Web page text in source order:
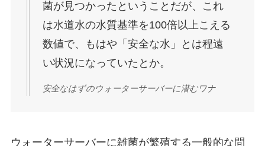
菌が見つかったということだが、これ
は水道水の水質基準を100倍以上こえる
数値で、もはや「安全な水」とは程遠
い状況になっていたとか。
安全なはずのウォーターサーバーに潜むワナ
ウォーターサーバーに雑菌が繁殖する一般的な問